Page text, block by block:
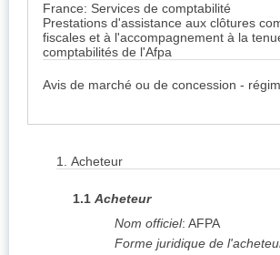
France: Services de comptabilité
Prestations d'assistance aux clôtures
fiscales et à l'accompagnement à la
comptabilités de l'Afpa
Avis de marché ou de concession -
1. Acheteur
1.1 Acheteur
Nom officiel: AFPA
Forme juridique de